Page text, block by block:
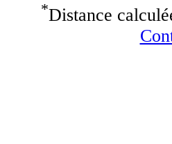
*Distance